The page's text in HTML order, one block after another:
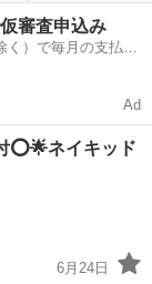
審査申込み
）で毎月の支払額
Ad
⭕️🌟ネイキッド
6月24日